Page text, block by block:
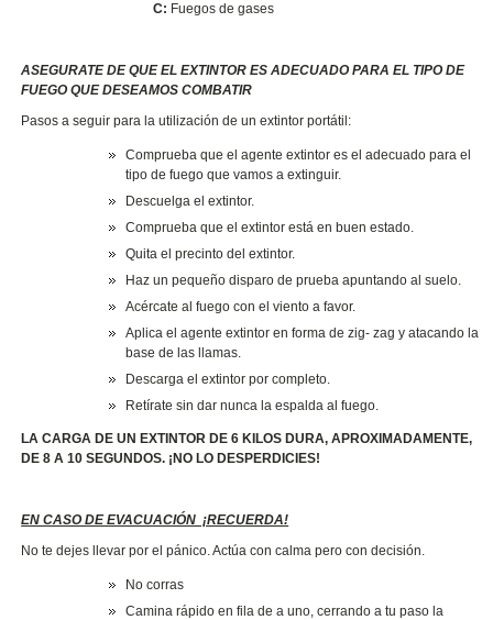
C: Fuegos de gases
ASEGURATE DE QUE EL EXTINTOR ES ADECUADO PARA EL TIPO DE
FUEGO QUE DESEAMOS COMBATIR
Pasos a seguir para la utilización de un extintor portátil:
Comprueba que el agente extintor es el adecuado para el
tipo de fuego que vamos a extinguir.
Descuelga el extintor.
Comprueba que el extintor está en buen estado.
Quita el precinto del extintor.
Haz un pequeño disparo de prueba apuntando al suelo.
Acércate al fuego con el viento a favor.
Aplica el agente extintor en forma de zig- zag y atacando la
base de las llamas.
Descarga el extintor por completo.
Retírate sin dar nunca la espalda al fuego.
LA CARGA DE UN EXTINTOR DE 6 KILOS DURA, APROXIMADAMENTE,
DE 8 A 10 SEGUNDOS. ¡NO LO DESPERDICIES!
EN CASO DE EVACUACIÓN ¡RECUERDA!
No te dejes llevar por el pánico. Actúa con calma pero con decisión.
No corras
Camina rápido en fila de a uno, cerrando a tu paso la